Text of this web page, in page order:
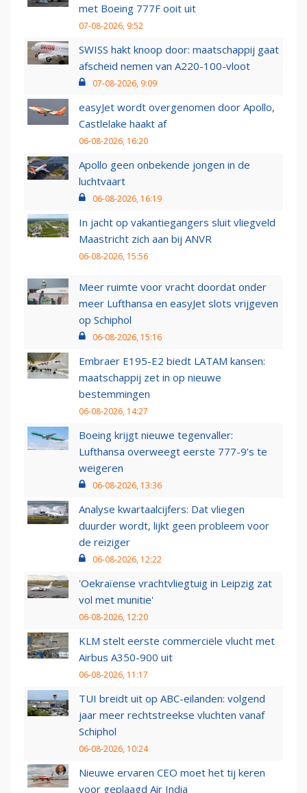
met Boeing 777F ooit uit
07-08-2026, 9:52
SWISS hakt knoop door: maatschappij gaat
afscheid nemen van A220-100-vloot
07-08-2026, 9:09
easyJet wordt overgenomen door Apollo,
Castlelake haakt af
06-08-2026, 16:20
Apollo geen onbekende jongen in de
luchtvaart
06-08-2026, 16:19
In jacht op vakantiegangers sluit vliegveld
Maastricht zich aan bij ANVR
06-08-2026, 15:56
Meer ruimte voor vracht doordat onder
meer Lufthansa en easyJet slots vrijgeven
op Schiphol
06-08-2026, 15:16
Embraer E195-E2 biedt LATAM kansen:
maatschappij zet in op nieuwe
bestemmingen
06-08-2026, 14:27
Boeing krijgt nieuwe tegenvaller:
Lufthansa overweegt eerste 777-9’s te
weigeren
06-08-2026, 13:36
Analyse kwartaalcijfers: Dat vliegen
duurder wordt, lijkt geen probleem voor
de reiziger
06-08-2026, 12:22
'Oekraïense vrachtvliegtuig in Leipzig zat
vol met munitie'
06-08-2026, 12:20
KLM stelt eerste commerciële vlucht met
Airbus A350-900 uit
06-08-2026, 11:17
TUI breidt uit op ABC-eilanden: volgend
jaar meer rechtstreekse vluchten vanaf
Schiphol
06-08-2026, 10:24
Nieuwe ervaren CEO moet het tij keren
voor geplaagd Air India